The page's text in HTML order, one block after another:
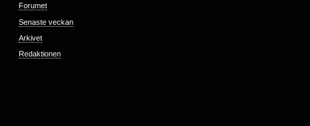
Forumet
Senaste veckan
Arkivet
Redaktionen